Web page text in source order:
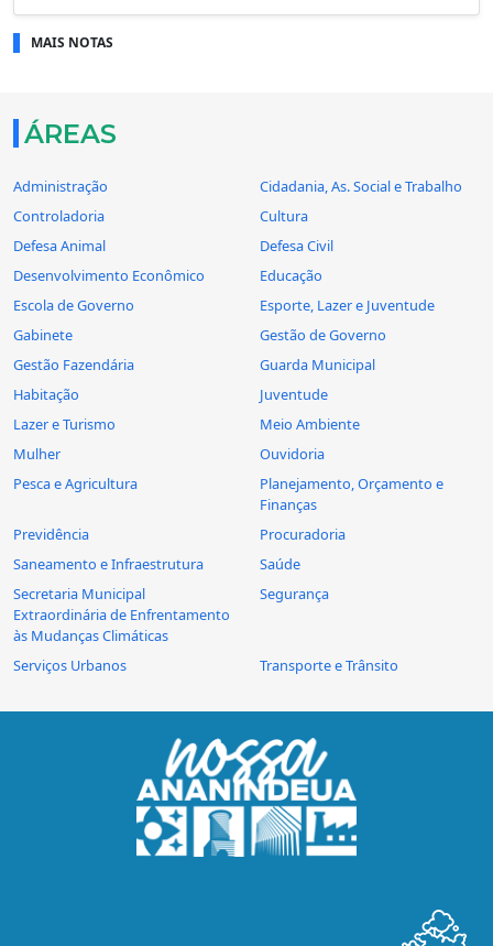
MAIS NOTAS
ÁREAS
Administração
Cidadania, As. Social e Trabalho
Controladoria
Cultura
Defesa Animal
Defesa Civil
Desenvolvimento Econômico
Educação
Escola de Governo
Esporte, Lazer e Juventude
Gabinete
Gestão de Governo
Gestão Fazendária
Guarda Municipal
Habitação
Juventude
Lazer e Turismo
Meio Ambiente
Mulher
Ouvidoria
Pesca e Agricultura
Planejamento, Orçamento e
Finanças
Previdência
Procuradoria
Saneamento e Infraestrutura
Saúde
Secretaria Municipal
Extraordinária de Enfrentamento
às Mudanças Climáticas
Segurança
Serviços Urbanos Transporte e Trânsito